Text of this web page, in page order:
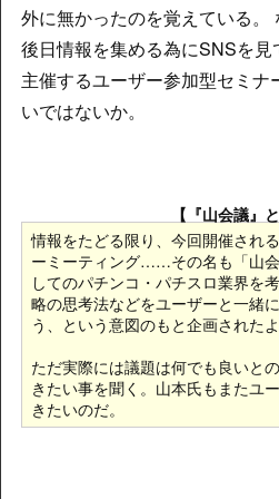
外に無かったのを覚えている。
後日情報を集める為にSNSを
主催するユーザー参加型セミナ
いではないか。
【『山会議』
情報をたどる限り、今回開催され
ーミーティング……その名も「山
してのパチンコ・パチスロ業界を
略の思考法などをユーザーと一緒
う、という意図のもと企画されたよ
ただ実際には議題は何でも良いと
きたい事を聞く。山本氏もまたユ
きたいのだ。